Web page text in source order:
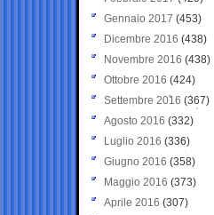
Gennaio 2017 (453)
Dicembre 2016 (438)
Novembre 2016 (438)
Ottobre 2016 (424)
Settembre 2016 (367)
Agosto 2016 (332)
Luglio 2016 (336)
Giugno 2016 (358)
Maggio 2016 (373)
Aprile 2016 (307)